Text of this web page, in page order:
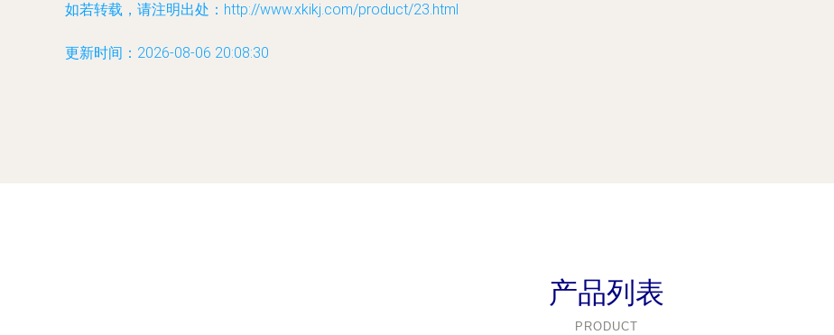
如若转载，请注明出处：http://www.xkikj.com/product/23.html
更新时间：2026-08-06 20:08:30
产品列表
PRODUCT